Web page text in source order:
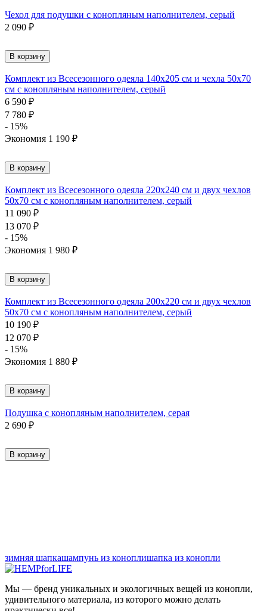
Чехол для подушки с конопляным наполнителем, серый
2 090 ₽
В корзину
Комплект из Всесезонного одеяла 140х205 см и чехла 50х70
см с конопляным наполнителем, серый
6 590 ₽
7 780 ₽
- 15%
Экономия 1 190 ₽
В корзину
Комплект из Всесезонного одеяла 220х240 см и двух чехлов
50х70 см с конопляным наполнителем, серый
11 090 ₽
13 070 ₽
- 15%
Экономия 1 980 ₽
В корзину
Комплект из Всесезонного одеяла 200х220 см и двух чехлов
50х70 см с конопляным наполнителем, серый
10 190 ₽
12 070 ₽
- 15%
Экономия 1 880 ₽
В корзину
Подушка с конопляным наполнителем, серая
2 690 ₽
В корзину
зимняя шапкашампунь из коноплишапка из конопли
Мы — бренд уникальных и экологичных вещей из конопли,
удивительного материала, из которого можно делать